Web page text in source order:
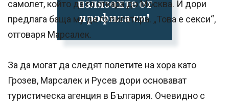
излязохте от
профила си!
самолет, който да го откара до Москва. И дори
предлага баща му да го пилотира. „Това е секси“,
отговаря Марсалек.
За да могат да следят полетите на хора като
Грозев, Марсалек и Русев дори основават
туристическа агенция в България. Очевидно с